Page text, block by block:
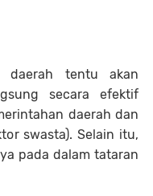
daerah tentu akan
secara efektif
daerah dan
swasta). Selain itu,
pada dalam tataran